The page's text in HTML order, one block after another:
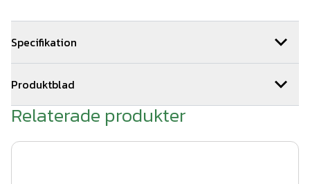
Specifikation
Färg: Olivgrön, RAL 6013
Produktblad
produktblad stålnätspaneler 2022.pdf
Relaterade produkter